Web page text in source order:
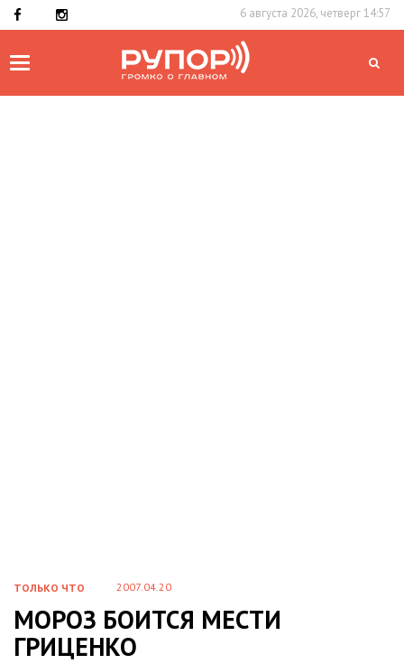
6 августа 2026, четверг 14:57
Toggle
ТОЛЬКО ЧТО 2007.04.20
МОРОЗ БОИТСЯ МЕСТИ
ГРИЦЕНКО